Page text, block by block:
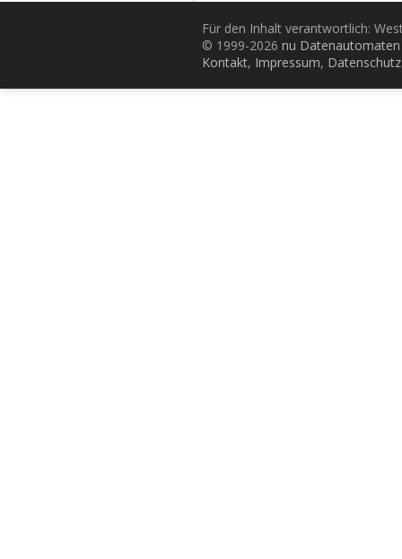
Für den Inhalt verantwortlich:
© 1999-2026 nu
Kontakt, Impressum, Datenschutz